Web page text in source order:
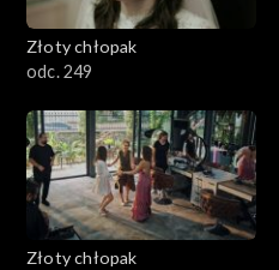
Złoty chłopak
odc. 249
Złoty chłopak